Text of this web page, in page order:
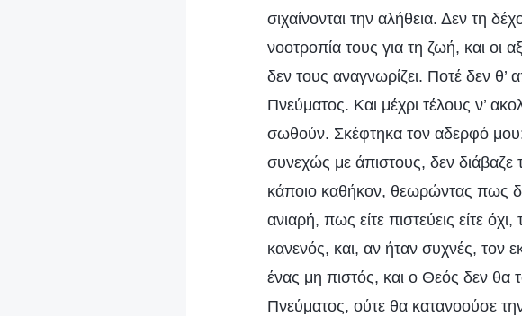
σιχαίνονται την αλήθεια. Δεν τη
νοοτροπία τους για τη ζωή, και οι
δεν τους αναγνωρίζει. Ποτέ δεν
Πνεύματος. Και μέχρι τέλους ν’
σωθούν. Σκέφτηκα τον αδερφό
συνεχώς με άπιστους, δεν διάβαζε
κάποιο καθήκον, θεωρώντας πως
ανιαρή, πως είτε πιστεύεις είτε
κανενός, και, αν ήταν συχνές, τον
ένας μη πιστός, και ο Θεός δεν θα
Πνεύματος, ούτε θα κατανοούσε